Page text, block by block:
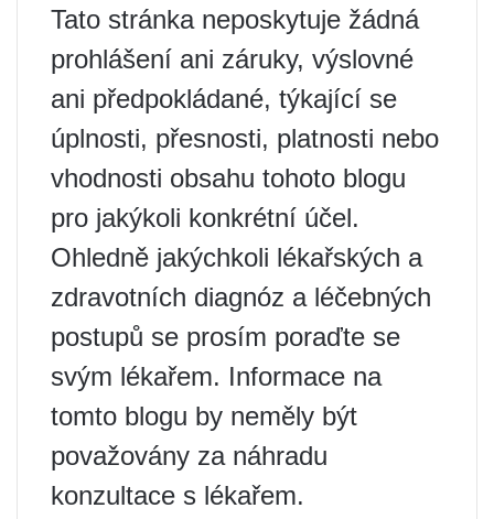
Tato stránka neposkytuje žádná
prohlášení ani záruky, výslovné
ani předpokládané, týkající se
úplnosti, přesnosti, platnosti nebo
vhodnosti obsahu tohoto blogu
pro jakýkoli konkrétní účel.
Ohledně jakýchkoli lékařských a
zdravotních diagnóz a léčebných
postupů se prosím poraďte se
svým lékařem. Informace na
tomto blogu by neměly být
považovány za náhradu
konzultace s lékařem.